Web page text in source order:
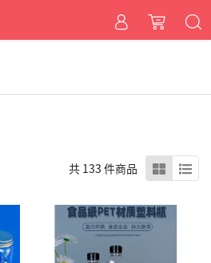
共 133 件商品